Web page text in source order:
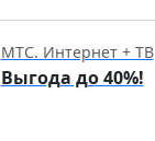
МТС. Интернет + ТВ
Выгода до 40%!